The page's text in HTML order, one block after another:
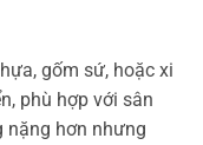
gốm sứ, hoặc xi
phù hợp với sân
nặng hơn nhưng